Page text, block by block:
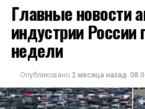
Главные новости
индустрии
недели
Опубликовано 2 месяца назад